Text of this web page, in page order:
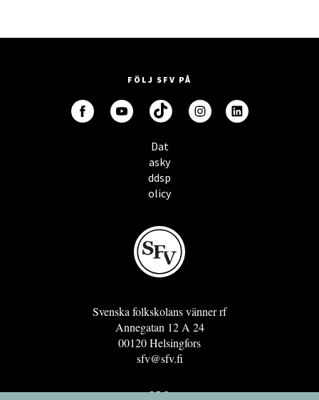
FÖLJ SFV PÅ
Dat
asky
ddsp
olicy
Svenska folkskolans vänner rf
Annegatan 12 A 24
00120 Helsingfors
sfv@sfv.fi
GRO